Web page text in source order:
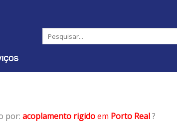
por: acoplamento rigidoem Porto Real?